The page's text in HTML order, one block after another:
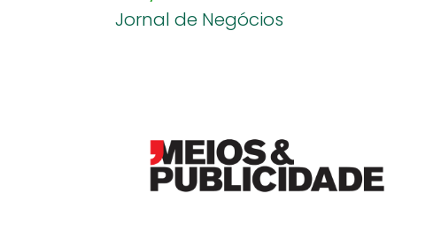
Jornal de Negócios